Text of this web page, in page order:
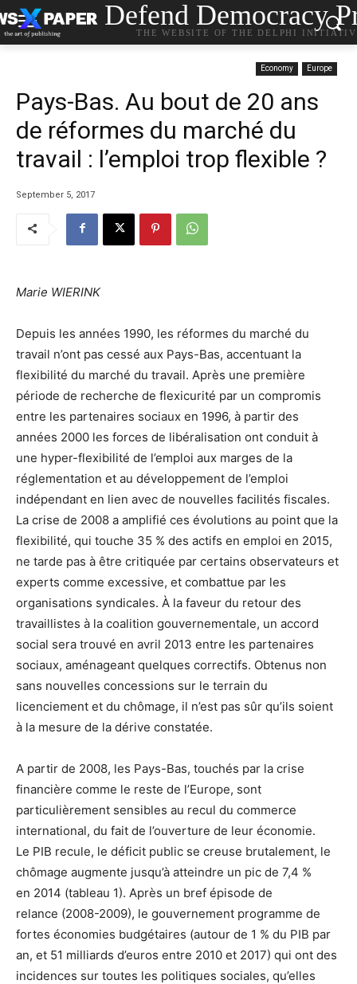
Defend Democracy
THE WEBSITE OF THE DELPHI
Economy Europe
Pays-Bas. Au bout de 20 ans
de réformes du marché du
travail : l’emploi trop flexible ?
September 5, 2017
Marie WIERINK
Depuis les années 1990, les réformes du marché du
travail n’ont pas cessé aux Pays-Bas, accentuant la
flexibilité du marché du travail. Après une première
période de recherche de flexicurité par un compromis
entre les partenaires sociaux en 1996, à partir des
années 2000 les forces de libéralisation ont conduit à
une hyper-flexibilité de l’emploi aux marges de la
réglementation et au développement de l’emploi
indépendant en lien avec de nouvelles facilités fiscales.
La crise de 2008 a amplifié ces évolutions au point que la
flexibilité, qui touche 35 % des actifs en emploi en 2015,
ne tarde pas à être critiquée par certains observateurs et
experts comme excessive, et combattue par les
organisations syndicales. À la faveur du retour des
travaillistes à la coalition gouvernementale, un accord
social sera trouvé en avril 2013 entre les partenaires
sociaux, aménageant quelques correctifs. Obtenus non
sans nouvelles concessions sur le terrain du
licenciement et du chômage, il n’est pas sûr qu’ils soient
à la mesure de la dérive constatée.
A partir de 2008, les Pays-Bas, touchés par la crise
financière comme le reste de l’Europe, sont
particulièrement sensibles au recul du commerce
international, du fait de l’ouverture de leur économie.
Le PIB recule, le déficit public se creuse brutalement, le
chômage augmente jusqu’à atteindre un pic de 7,4 %
en 2014 (tableau 1). Après un bref épisode de
relance (2008-2009), le gouvernement programme de
fortes économies budgétaires (autour de 1 % du PIB par
an, et 51 milliards d’euros entre 2010 et 2017) qui ont des
incidences sur toutes les politiques sociales, qu’elles